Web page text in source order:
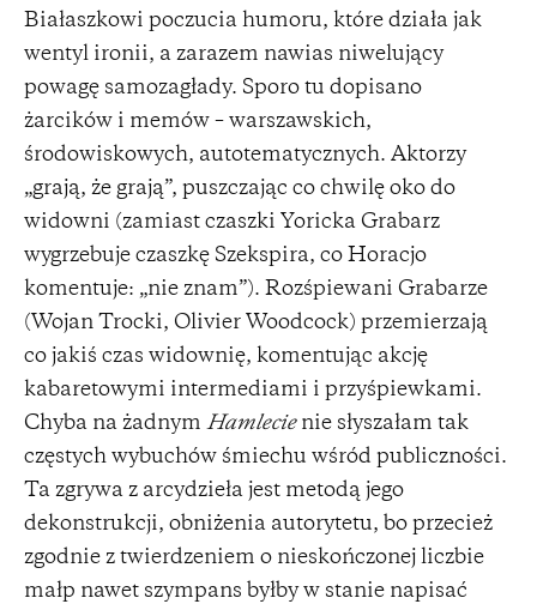
Białaszkowi poczucia humoru, które działa jak
wentyl ironii, a zarazem nawias niwelujący
powagę samozagłady. Sporo tu dopisano
żarcików i memów – warszawskich,
środowiskowych, autotematycznych. Aktorzy
„grają, że grają”, puszczając co chwilę oko do
widowni (zamiast czaszki Yoricka Grabarz
wygrzebuje czaszkę Szekspira, co Horacjo
komentuje: „nie znam”). Rozśpiewani Grabarze
(Wojan Trocki, Olivier Woodcock) przemierzają
co jakiś czas widownię, komentując akcję
kabaretowymi intermediami i przyśpiewkami.
Chyba na żadnym Hamlecienie słyszałam tak
częstych wybuchów śmiechu wśród publiczności.
Ta zgrywa z arcydzieła jest metodą jego
dekonstrukcji, obniżenia autorytetu, bo przecież
zgodnie z twierdzeniem o nieskończonej liczbie
małp nawet szympans byłby w stanie napisać